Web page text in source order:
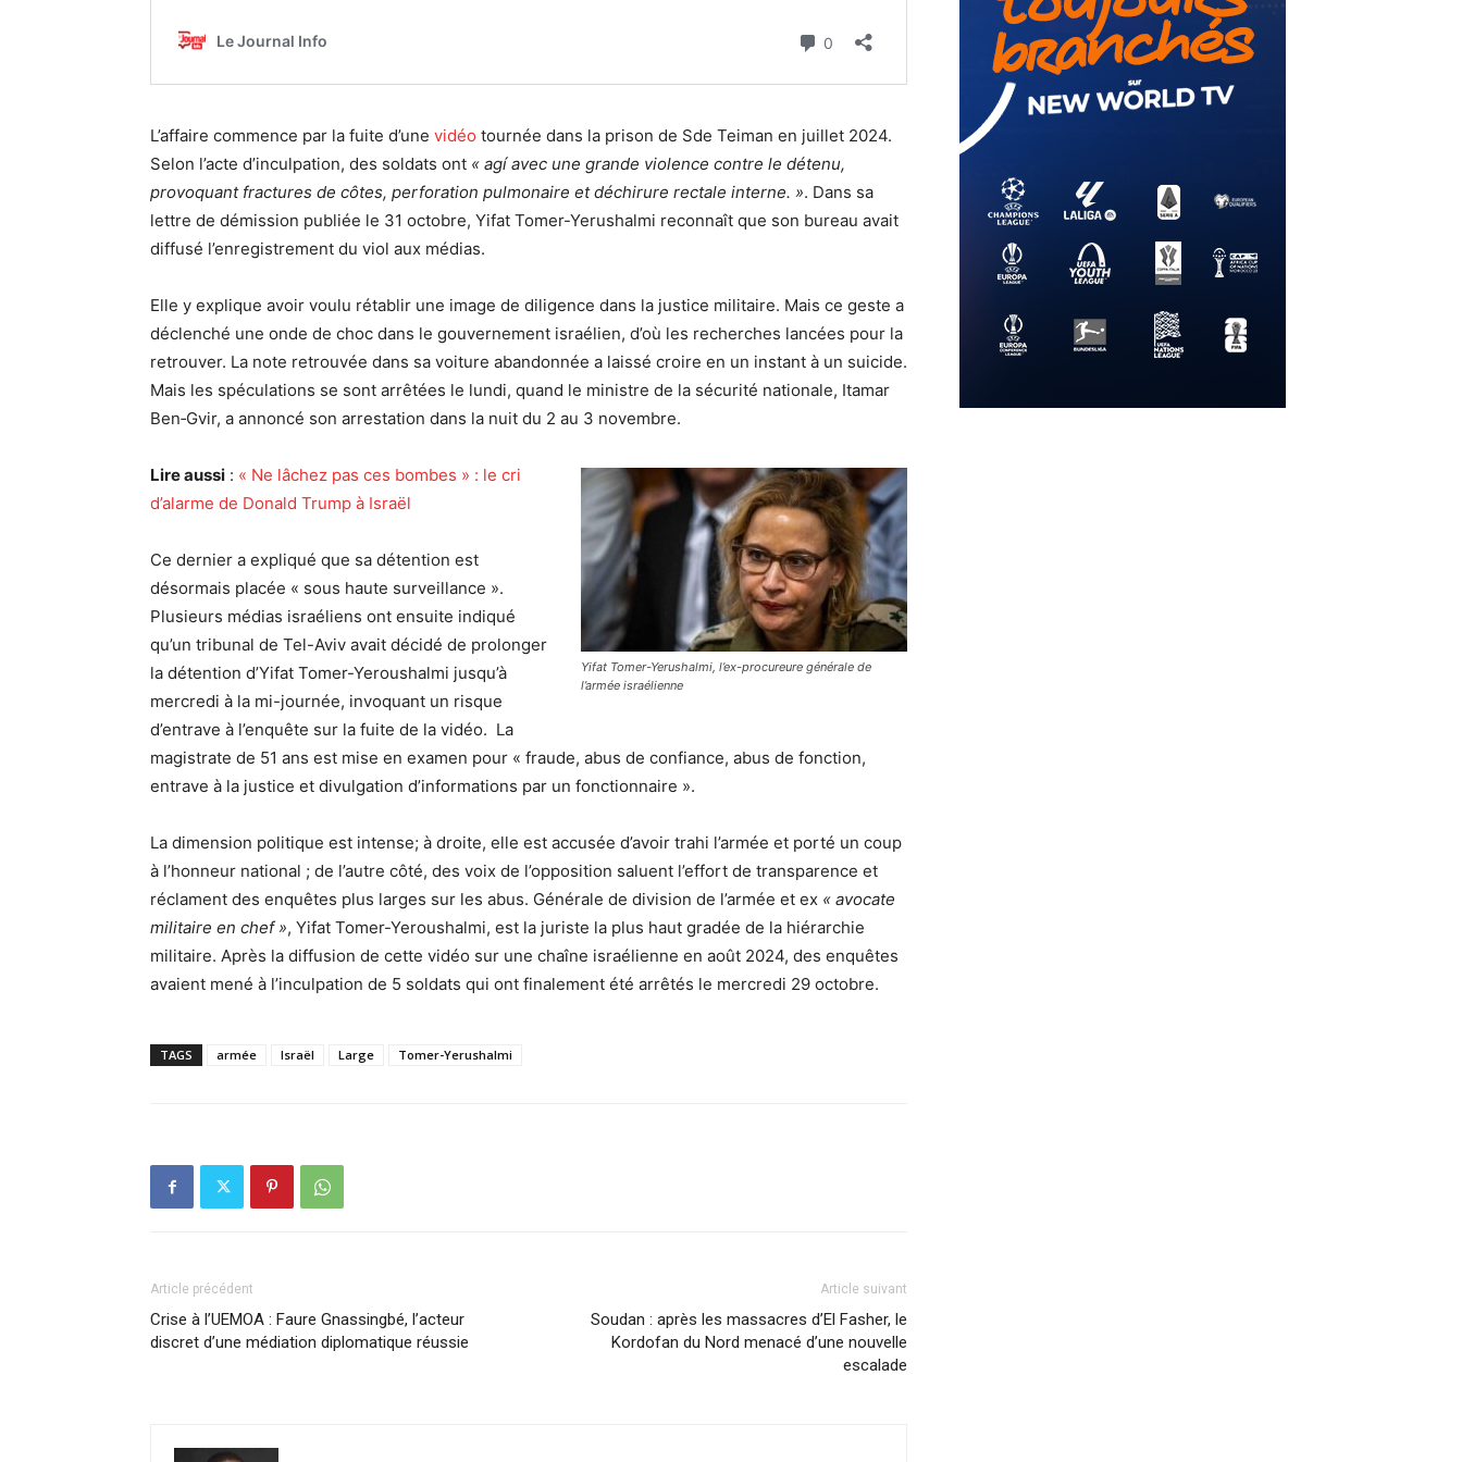
L’affaire commence par la fuite d’une vidéo tournée dans la prison de Sde Teiman en juillet 2024.
Selon l’acte d’inculpation, des soldats ont « agí avec une grande violence contre le détenu,
provoquant fractures de côtes, perforation pulmonaire et déchirure rectale interne. ». Dans sa
lettre de démission publiée le 31 octobre, Yifat Tomer-Yerushalmi reconnaît que son bureau avait
diffusé l’enregistrement du viol aux médias.
Elle y explique avoir voulu rétablir une image de diligence dans la justice militaire. Mais ce geste a
déclenché une onde de choc dans le gouvernement israélien, d’où les recherches lancées pour la
retrouver. La note retrouvée dans sa voiture abandonnée a laissé croire en un instant à un suicide.
Mais les spéculations se sont arrêtées le lundi, quand le ministre de la sécurité nationale, Itamar
Ben‑Gvir, a annoncé son arrestation dans la nuit du 2 au 3 novembre.
Yifat Tomer-Yerushalmi, l’ex-procureure générale de
l’armée israélienne
Lire aussi : « Ne lâchez pas ces bombes » : le cri
d’alarme de Donald Trump à Israël
Ce dernier a expliqué que sa détention est
désormais placée « sous haute surveillance ».
Plusieurs médias israéliens ont ensuite indiqué
qu’un tribunal de Tel-Aviv avait décidé de prolonger
la détention d’Yifat Tomer-Yeroushalmi jusqu’à
mercredi à la mi-journée, invoquant un risque
d’entrave à l’enquête sur la fuite de la vidéo. La
magistrate de 51 ans est mise en examen pour « fraude, abus de confiance, abus de fonction,
entrave à la justice et divulgation d’informations par un fonctionnaire ».
La dimension politique est intense; à droite, elle est accusée d’avoir trahi l’armée et porté un coup
à l’honneur national ; de l’autre côté, des voix de l’opposition saluent l’effort de transparence et
réclament des enquêtes plus larges sur les abus. Générale de division de l’armée et ex « avocate
militaire en chef », Yifat Tomer-Yeroushalmi, est la juriste la plus haut gradée de la hiérarchie
militaire. Après la diffusion de cette vidéo sur une chaîne israélienne en août 2024, des enquêtes
avaient mené à l’inculpation de 5 soldats qui ont finalement été arrêtés le mercredi 29 octobre.
TAGS armée Israël Large Tomer-Yerushalmi
Article précédent
Crise à l’UEMOA : Faure Gnassingbé, l’acteur
discret d’une médiation diplomatique réussie
Article suivant
Soudan : après les massacres d’El Fasher, le
Kordofan du Nord menacé d’une nouvelle
escalade